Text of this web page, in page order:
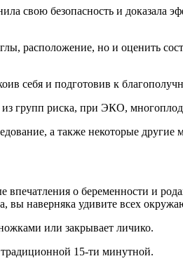
свою безопасность и доказала
расположение, но и оценить
себя и подготовив к
групп риска, при ЭКО,
а также некоторые другие
впечатления о беременности и
наверняка удивите всех
или закрывает личико.
15-ти минутной.